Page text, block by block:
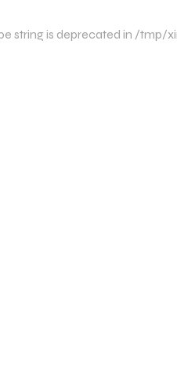
string is deprecated in /tmp/